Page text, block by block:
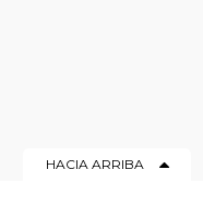
HACIA ARRIBA